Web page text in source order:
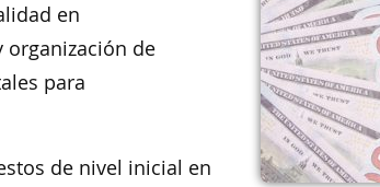
en
organización de
para
de nivel inicial en